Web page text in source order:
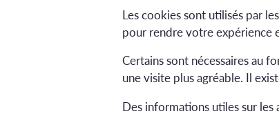
Les cookies sont utilisés par
pour rendre votre expérience
Certains sont nécessaires au
une visite plus agréable. Il
Des informations utiles sur